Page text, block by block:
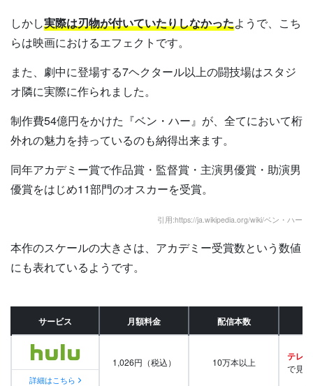
しかし実際は刃物が付いていたりしなかったようで、こち
らは映画におけるエフェクトです。
また、劇中に登場する7ヘクタール以上の闘技場はスタジ
オ隣に実際に作られました。
制作費54億円をかけた『ベン・ハー』が、全てにおいて桁
外れの魅力を持っているのも納得出来ます。
同年アカデミー賞で作品賞・監督賞・主演男優賞・助演男
優賞をはじめ11部門のオスカーを受賞。
引用:https://ja.wikipedia.org/wiki/ベン・ハー
本作のスケールの大きさは、アカデミー受賞数という数値
にも表れているようです。
サービス 月額料金 配信本数
詳細はこちら
1,026円（税込） 10万本以上 テレビ
で見